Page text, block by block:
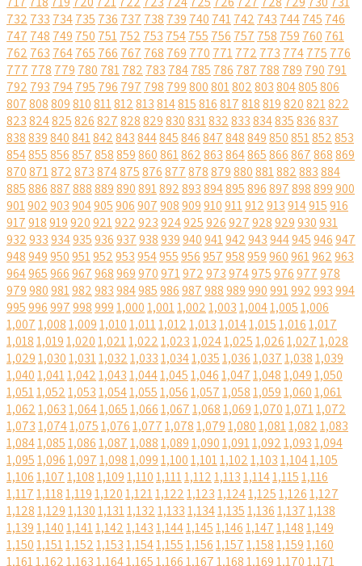
732 733 734735 736 737 738 739 740 741742 743 744745 746
747 748 749 750 751752 753 754755 756 757 758 759 760 761
762 763 764765 766 767 768 769 770 771772 773 774775 776
777 778 779 780 781782 783 784785 786 787 788 789 790 791
792 793 794795 796 797 798 799800801802803804805806
807808809810811812813814815816817818819820821822
823824825826827828829830831832833834835836837
838839840841842843844845846847848849850851852853
854855856857858859860861862863864865866867868869
870871872873874875876877878879880881882883884
885886887888889890891892893894895896897898899900
901902903904905906907908909910911912913914915916
917918919920921922923924925926927928929930931
932933934935936937938939940941942943944945946947
948949950951952953954955956957958959960961962963
964965966967968969970971972973974975976977978
979980981982983984985986987988989990991992993994
9959969979989991,0001,0011,0021,0031,0041,0051,006
1,0071,0081,0091,0101,0111,0121,0131,0141,0151,0161,017
1,0181,0191,0201,0211,0221,0231,0241,0251,0261,0271,028
1,0291,0301,0311,0321,0331,0341,0351,0361,0371,0381,039
1,0401,0411,0421,0431,0441,0451,0461,0471,0481,0491,050
1,0511,0521,0531,0541,0551,0561,0571,0581,0591,0601,061
1,0621,0631,0641,0651,0661,0671,0681,0691,0701,0711,072
1,0731,0741,0751,0761,0771,0781,0791,0801,0811,0821,083
1,0841,0851,0861,0871,0881,0891,0901,0911,0921,0931,094
1,0951,0961,0971,0981,0991,1001,1011,1021,1031,1041,105
1,1061,1071,1081,1091,1101,1111,1121,1131,1141,1151,116
1,1171,1181,1191,1201,1211,1221,1231,1241,1251,1261,127
1,1281,1291,1301,1311,1321,1331,1341,1351,1361,1371,138
1,1391,1401,1411,1421,1431,1441,1451,1461,1471,1481,149
1,1501,1511,1521,1531,1541,1551,1561,1571,1581,1591,160
1,1611,1621,1631,1641,1651,1661,1671,1681,1691,1701,171